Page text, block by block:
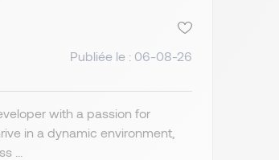
Publiée le : 06-08-26
with a passion for
in a dynamic environment,
...